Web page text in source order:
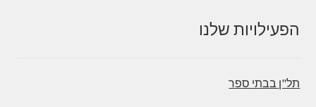
הפעילויות שלנו
תל"ן בבתי ספר